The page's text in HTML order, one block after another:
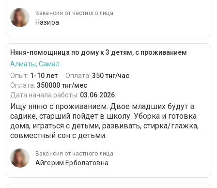
Вакансия от частного лица
Назира
Няня-помощница по дому к 3 детям, с проживанием
Алматы, Самал
Опыт: 1-10 лет Оплата: 350 тнг/час
Оплата: 350000 тнг/мес
Дата начала работы: 03.06.2026
Ищу няню с проживанием. Двое младших будут в
садике, старший пойдет в школу. Уборка и готовка
дома, играться с детьми, развивать, стирка/глажка,
совместный сон с детьми.
Вакансия от частного лица
Айгерим Ерболатовна